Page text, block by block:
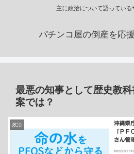
主に政治について語っている
パチンコ屋の倒産を応
最悪の知事として歴史教
案では？
政治